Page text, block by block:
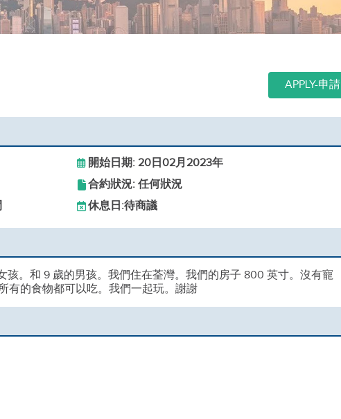
APPLY-申請
開始日期: 20日02月2023年
合約狀況: 任何狀況
休息日:待商議
孩。和 9 歲的男孩。我們住在荃灣。我們的房子 800 英寸。沒有寵
有的食物都可以吃。我們一起玩。謝謝